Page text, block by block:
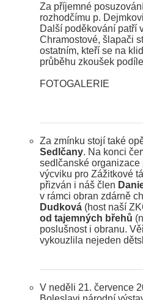
Za příjemné
rozhodčímu p.
Další poděkování patří
Chramostové, šlapači
ostatním, kteří se na
průběhu zkoušek
FOTOGALERIE
Za zmínku stojí také
Sedlčany. Na konci
sedlčanské
výcviku pro Zážitkové
přizván i náš člen
v rámci obran zdárně
Dudková (host naší
od tajemných břehů
poslušnost i obranu.
vykouzlila nejeden
V neděli 21. července